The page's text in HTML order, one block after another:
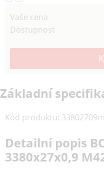
Vaše cena
Dostupnost
Základní
Kód produktu:
Detailní popis
3380x27x0,9